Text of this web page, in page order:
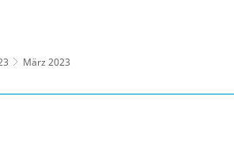
März 2023